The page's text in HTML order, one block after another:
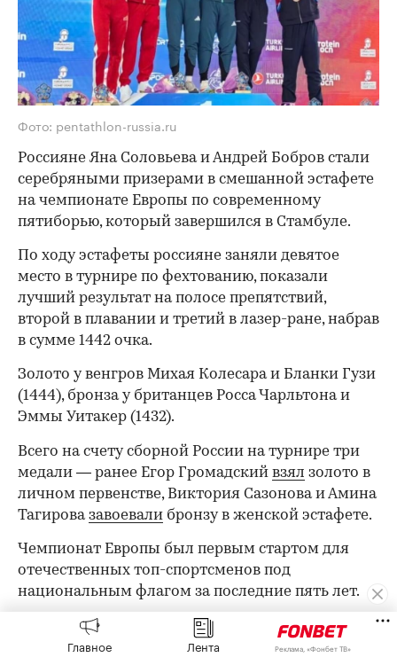
Фото: pentathlon-russia.ru
Россияне Яна Соловьева и Андрей Бобров стали
серебряными призерами в смешанной эстафете
на чемпионате Европы по современному
пятиборью, который завершился в Стамбуле.
По ходу эстафеты россияне заняли девятое
место в турнире по фехтованию, показали
лучший результат на полосе препятствий,
второй в плавании и третий в лазер-ране, набрав
в сумме 1442 очка.
Золото у венгров Михая Колесара и Бланки Гузи
(1444), бронза у британцев Росса Чарльтона и
Эммы Уитакер (1432).
Всего на счету сборной России на турнире три
медали — ранее Егор Громадский взял золото в
личном первенстве, Виктория Сазонова и Амина
Тагировазавоевали бронзу в женской эстафете.
Чемпионат Европы был первым стартом для
отечественных топ-спортсменов под
национальным флагом за последние пять лет.
Оставайтесь на связи с РБК в«Максе».
Главное Лента Реклама, «Фонбет ТВ»